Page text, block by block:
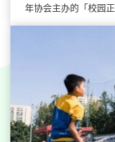
年协会主办的「校园